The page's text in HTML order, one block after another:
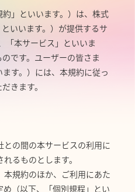
」といいます。）は、株式
いいます。）が提供するサ
「本サービス」といいま
です。ユーザーの皆さま
ます。）には、本規約に従っ
きます。
の間の本サービスの利用に
るものとします。
本規約のほか、ご利用にあた
（以下、「個別規程」とい